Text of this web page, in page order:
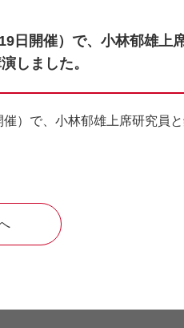
日開催）で、小林郁雄上
しました。
）で、小林郁雄上席研究員